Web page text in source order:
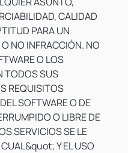
CALIDAD
PARA UN
NO INFRACCIÓN. NO
O LOS
TODOS SUS
REQUISITOS
SOFTWARE O DE
O LIBRE DE
SERVICIOS SE LE
Y EL USO